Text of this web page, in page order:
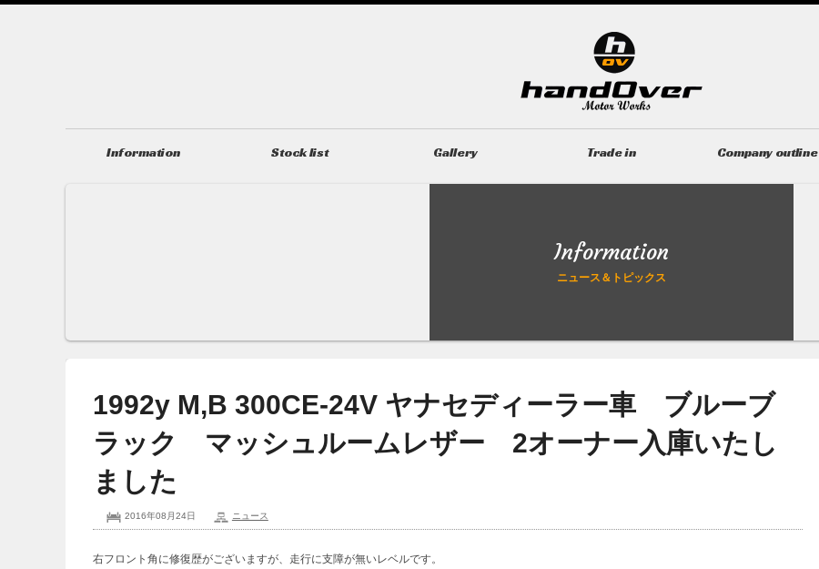
Information Stock list Gallery Trade in Company outline
Information
ニュース＆トピックス
1992y M,B 300CE-24V ヤナセディーラー車 ブルーブ
ラック マッシュルームレザー 2オーナー入庫いたし
ました
2016年08月24日 ニュース
右フロント角に修復歴がございますが、走行に支障が無いレベルです。